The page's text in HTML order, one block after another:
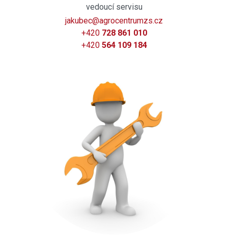
vedoucí servisu
jakubec@agrocentrumzs.cz
+420 728 861 010
+420 564 109 184